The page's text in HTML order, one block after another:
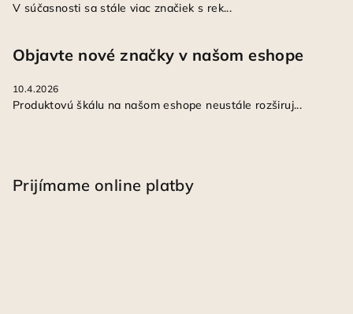
V súčasnosti sa stále viac značiek s rek...
Objavte nové značky v našom eshope
10.4.2026
Produktovú škálu na našom eshope neustále rozširuj...
Prijímame online platby